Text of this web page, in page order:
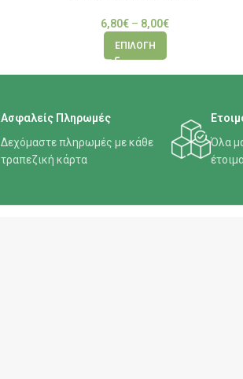
6,80€ – 8,00€
ΕΠΙΛΟΓΉ
Ασφαλείς Πληρωμές
Δεχόμαστε πληρωμές με κάθε
τραπεζική κάρτα
Όλα